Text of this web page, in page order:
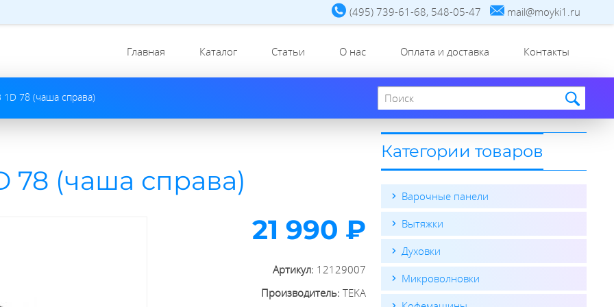
(495) 739-61-68, 548-05-47 mail@moyki1.ru
Главная Каталог Статьи О нас Оплата и доставка Контакты
1D 78 (чаша справа)
Поиск по сайту
78 (чаша справа)
21 990 ₽
Артикул: 12129007
Производитель:TEKA
Категории товаров
Варочные панели
Вытяжки
Духовки
Микроволновки